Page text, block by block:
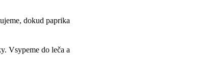
dokud paprika
Vsypeme do leča a